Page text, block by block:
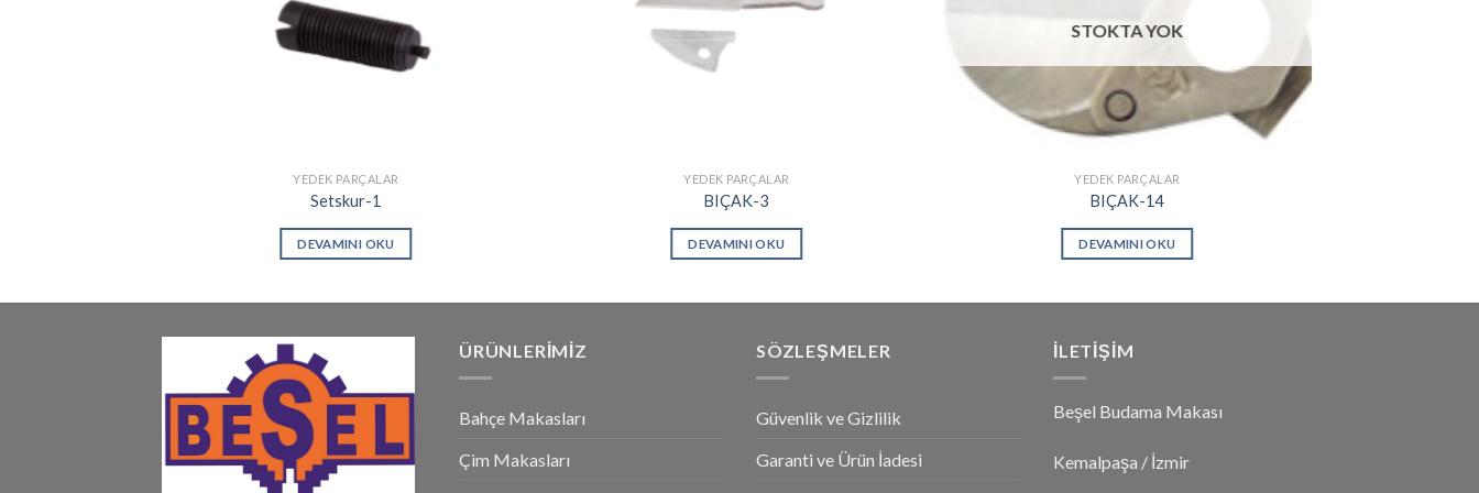
YEDEK PARÇALAR
Setskur-1
DEVAMINI OKU
YEDEK PARÇALAR
BIÇAK-3
DEVAMINI OKU
STOKTA YOK
YEDEK PARÇALAR
BIÇAK-14
DEVAMINI OKU
ÜRÜNLERİMİZ
Bahçe Makasları
Çim Makasları
SÖZLEŞMELER
Güvenlik ve Gizlilik
Garanti ve Ürün İadesi
İLETİŞİM
Beşel Budama Makası
Kemalpaşa / İzmir